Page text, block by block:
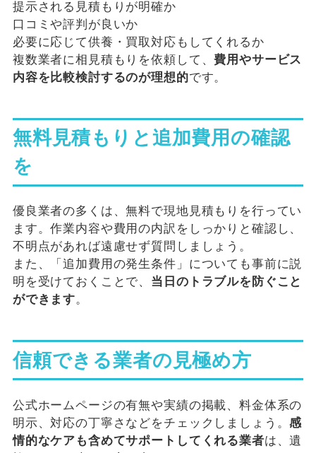
提示される見積もりが明確か
口コミや評判が良いか
必要に応じて供養・買取対応もしてくれるか
複数業者に相見積もりを依頼して、費用やサービス
内容を比較検討するのが理想的です。
無料見積もりと追加費用の確認
を
優良業者の多くは、無料で現地見積もりを行ってい
ます。作業内容や費用の内訳をしっかりと確認し、
不明点があれば遠慮せず質問しましょう。
また、「追加費用の発生条件」についても事前に説
明を受けておくことで、 当日のトラブルを防ぐこと
ができます。
信頼できる業者の見極め方
公式ホームページの有無や実績の掲載、料金体系の
明示、対応の丁寧さなどをチェックしましょう。感
情的なケアも含めてサポートしてくれる業者は、遺